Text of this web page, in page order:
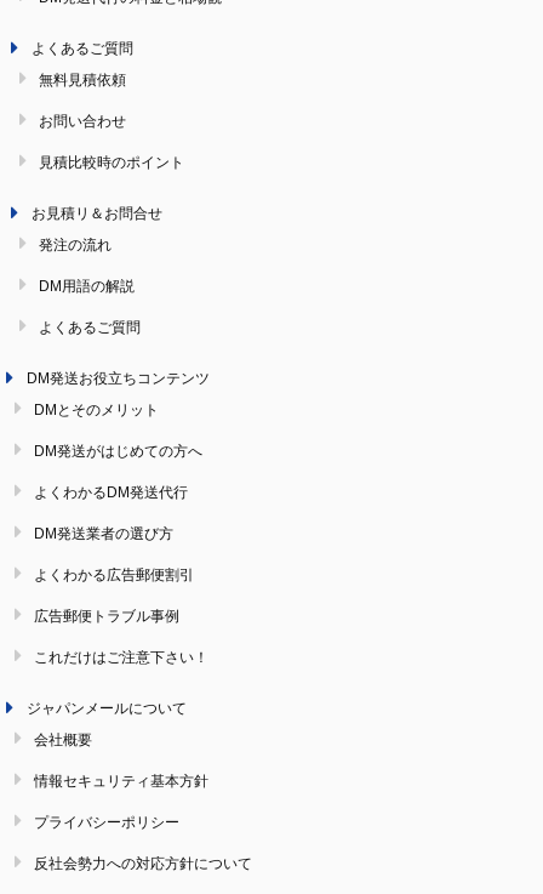
よくあるご質問
無料見積依頼
お問い合わせ
見積比較時のポイント
お見積リ＆お問合せ
発注の流れ
DM用語の解説
よくあるご質問
DM発送お役立ちコンテンツ
DMとそのメリット
DM発送がはじめての方へ
よくわかるDM発送代行
DM発送業者の選び方
よくわかる広告郵便割引
広告郵便トラブル事例
これだけはご注意下さい！
ジャパンメールについて
会社概要
情報セキュリティ基本方針
プライバシーポリシー
反社会勢力への対応方針について